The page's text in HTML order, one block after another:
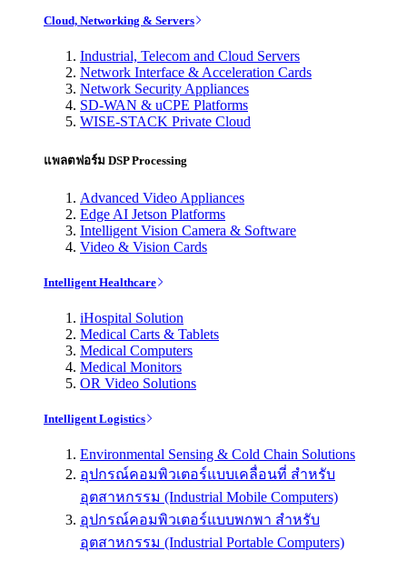
Cloud, Networking & Servers
Industrial, Telecom and Cloud Servers
Network Interface & Acceleration Cards
Network Security Appliances
SD-WAN & uCPE Platforms
WISE-STACK Private Cloud
แพลตฟอร์ม DSP Processing
Advanced Video Appliances
Edge AI Jetson Platforms
Intelligent Vision Camera & Software
Video & Vision Cards
Intelligent Healthcare
iHospital Solution
Medical Carts & Tablets
Medical Computers
Medical Monitors
OR Video Solutions
Intelligent Logistics
Environmental Sensing & Cold Chain Solutions
อุปกรณ์คอมพิวเตอร์แบบเคลื่อนที่ สำหรับ
อุตสาหกรรม (Industrial Mobile Computers)
อุปกรณ์คอมพิวเตอร์แบบพกพา สำหรับ
อุตสาหกรรม (Industrial Portable Computers)